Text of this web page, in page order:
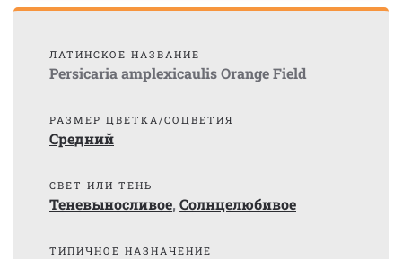
ЛАТИНСКОЕ НАЗВАНИЕ
Persicaria amplexicaulis Orange Field
РАЗМЕР ЦВЕТКА/СОЦВЕТИЯ
Средний
СВЕТ ИЛИ ТЕНЬ
Теневыносливое, Солнцелюбивое
ТИПИЧНОЕ НАЗНАЧЕНИЕ